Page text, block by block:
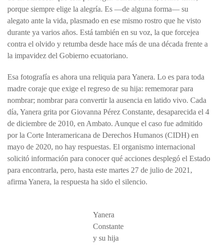
porque siempre elige la alegría. Es —de alguna forma— su
alegato ante la vida, plasmado en ese mismo rostro que he visto
durante ya varios años. Está también en su voz, la que forcejea
contra el olvido y retumba desde hace más de una década frente a
la impavidez del Gobierno ecuatoriano.
Esa fotografía es ahora una reliquia para Yanera. Lo es para toda
madre coraje que exige el regreso de su hija: rememorar para
nombrar; nombrar para convertir la ausencia en latido vivo. Cada
día, Yanera grita por Giovanna Pérez Constante, desaparecida el 4
de diciembre de 2010, en Ambato. Aunque el caso fue admitido
por la Corte Interamericana de Derechos Humanos (CIDH) en
mayo de 2020, no hay respuestas. El organismo internacional
solicitó información para conocer qué acciones desplegó el Estado
para encontrarla, pero, hasta este martes 27 de julio de 2021,
afirma Yanera, la respuesta ha sido el silencio.
Yanera
Constante
y su hija